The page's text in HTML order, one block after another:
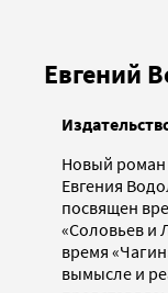
Евгений
Новый роман
Евгения
посвящен
«Соловьев и
время
вымысле и